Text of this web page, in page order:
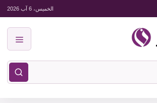
الخميس، 6 آب 2026